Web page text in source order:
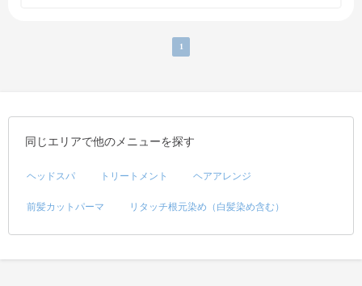
1
同じエリアで他のメニューを探す
ヘッドスパ トリートメント ヘアアレンジ
前髪カットパーマ リタッチ根元染め（白髪染め含む）